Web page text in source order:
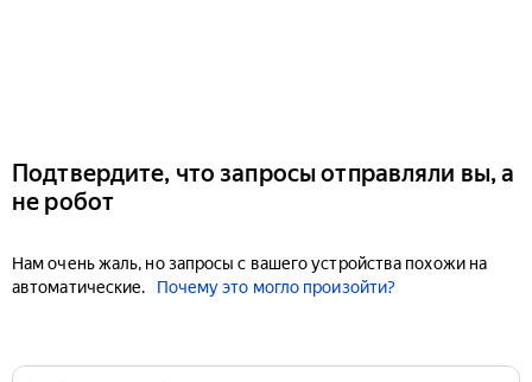
Подтвердите, что запросы отправляли вы, а
не робот
Нам очень жаль, но запросы с вашего устройства похожи на
автоматические.
Почему это могло произойти?